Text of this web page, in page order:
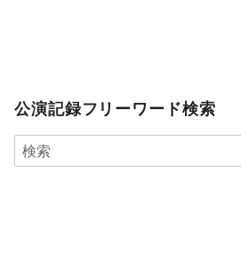
公演記録フリーワード検索